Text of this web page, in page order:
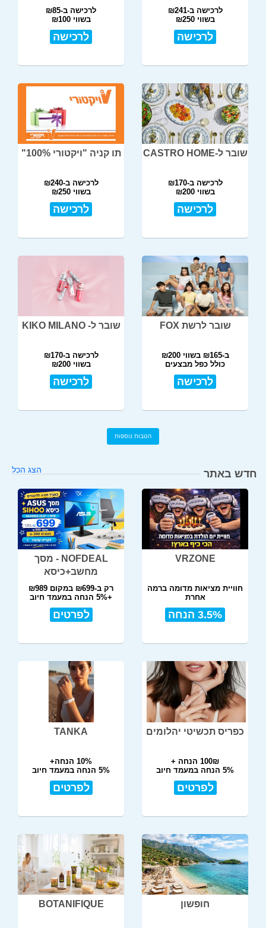
לרכישה ב-₪241
בשווי ₪250
לרכישה
לרכישה ב-₪85
בשווי ₪100
לרכישה
שובר ל-CASTRO HOME
לרכישה ב-₪170
בשווי ₪200
לרכישה
תו קניה "ויקטורי 100%"
לרכישה ב-₪240
בשווי ₪250
לרכישה
שובר לרשת FOX
ב-₪165 בשווי ₪200
כולל כפל מבצעים
לרכישה
שובר ל- KIKO MILANO
לרכישה ב-₪170
בשווי ₪200
לרכישה
הטבות נוספות
חדש באתר הצג הכל
VRZONE
חוויית מציאות מדומה ברמה
אחרת
3.5% הנחה
NOFDEAL - מסך
מחשב+כיסא
רק ב-₪699 במקום ₪989
+5% הנחה במעמד חיוב
לפרטים
כפריס תכשיטי יהלומים
100₪ הנחה +
5% הנחה במעמד חיוב
לפרטים
TANKA
10% הנחה+
5% הנחה במעמד חיוב
לפרטים
חופשון BOTANIFIQUE